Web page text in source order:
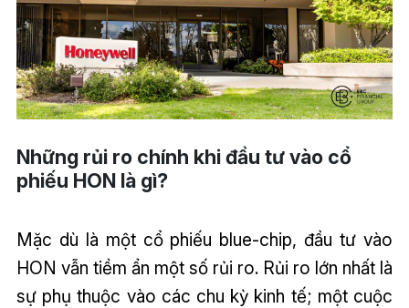
Những rủi ro chính khi đầu tư vào cổ
phiếu HON là gì?
Mặc dù là một cổ phiếu blue-chip, đầu tư vào
HON vẫn tiềm ẩn một số rủi ro. Rủi ro lớn nhất là
sự phụ thuộc vào các chu kỳ kinh tế; một cuộc